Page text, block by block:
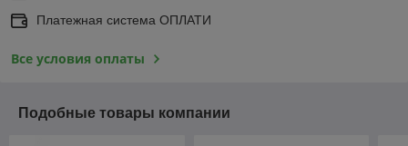
Платежная система ОПЛАТИ
Все условия оплаты
Подобные товары компании